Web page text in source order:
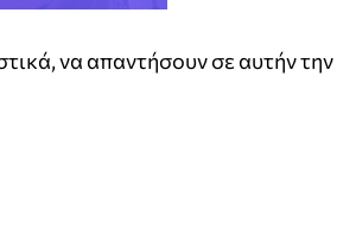
να απαντήσουν σε αυτήν την